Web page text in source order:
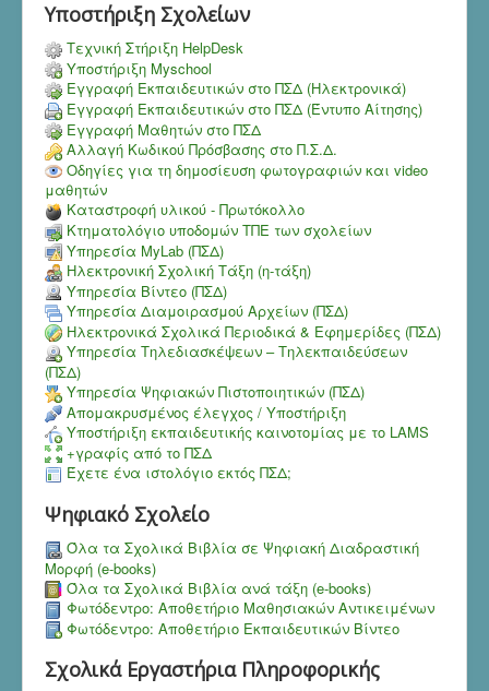
Υποστήριξη Σχολείων
Τεχνική Στήριξη HelpDesk
Υποστήριξη Myschool
Εγγραφή Εκπαιδευτικών στο ΠΣΔ (Ηλεκτρονικά)
Εγγραφή Εκπαιδευτικών στο ΠΣΔ (Έντυπο Αίτησης)
Εγγραφή Μαθητών στο ΠΣΔ
Αλλαγή Κωδικού Πρόσβασης στο Π.Σ.Δ.
Οδηγίες για τη δημοσίευση φωτογραφιών και video
μαθητών
Καταστροφή υλικού - Πρωτόκολλο
Κτηματολόγιο υποδομών ΤΠΕ των σχολείων
Υπηρεσία MyLab (ΠΣΔ)
Ηλεκτρονική Σχολική Τάξη (η-τάξη)
Υπηρεσία Bίντεο (ΠΣΔ)
Υπηρεσία Διαμοιρασμού Αρχείων (ΠΣΔ)
Ηλεκτρονικά Σχολικά Περιοδικά & Εφημερίδες (ΠΣΔ)
Υπηρεσία Τηλεδιασκέψεων – Τηλεκπαιδεύσεων
(ΠΣΔ)
Υπηρεσία Ψηφιακών Πιστοποιητικών (ΠΣΔ)
Aπομακρυσμένος έλεγχος / Υποστήριξη
Υποστήριξη εκπαιδευτικής καινοτομίας με το LAMS
+γραφίς από το ΠΣΔ
Έχετε ένα ιστολόγιο εκτός ΠΣΔ;
Ψηφιακό Σχολείο
Όλα τα Σχολικά Βιβλία σε Ψηφιακή Διαδραστική
Μορφή (e-books)
Όλα τα Σχολικά Βιβλία ανά τάξη (e-books)
Φωτόδεντρο: Αποθετήριο Μαθησιακών Αντικειμένων
Φωτόδεντρο: Αποθετήριο Εκπαιδευτικών Βίντεο
Σχολικά Εργαστήρια Πληροφορικής